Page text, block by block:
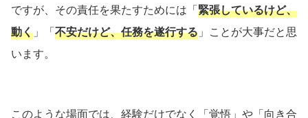
ですが、その責任を果たすためには「緊張しているけど、
動く 」「不安だけど、任務を遂行する 」ことが大事だと思
います。
このような場面では、経験だけでなく「覚悟」や「向き合